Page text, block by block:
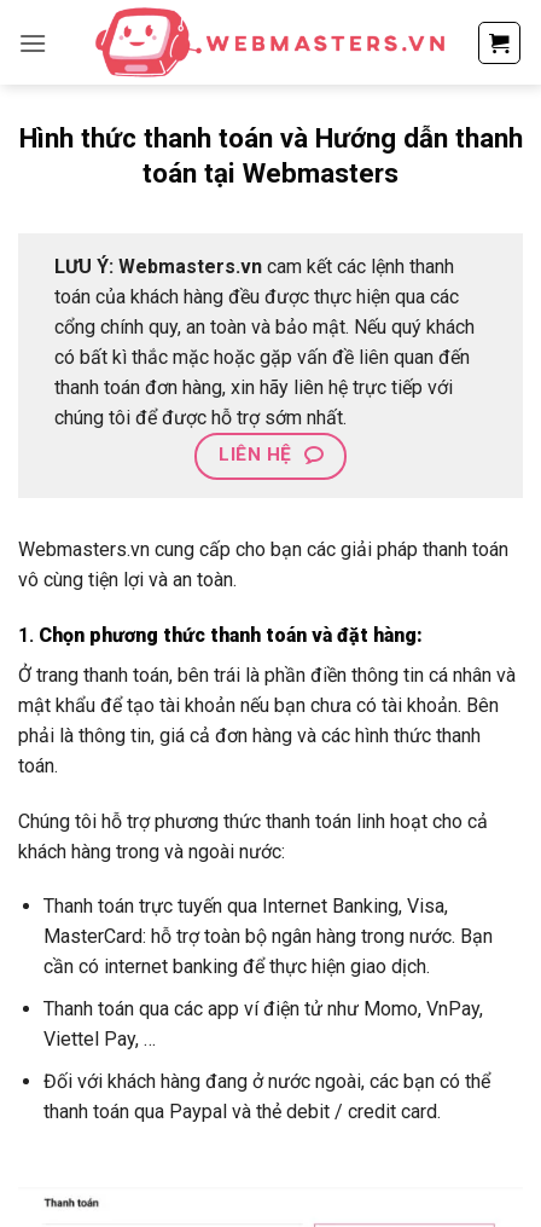
qua
Hình thức thanh toán và Hướng dẫn thanh
toán tại Webmasters
LƯU Ý: Webmasters.vn cam kết các lệnh thanh
toán của khách hàng đều được thực hiện qua các
cổng chính quy, an toàn và bảo mật. Nếu quý khách
có bất kì thắc mặc hoặc gặp vấn đề liên quan đến
thanh toán đơn hàng, xin hãy liên hệ trực tiếp với
chúng tôi để được hỗ trợ sớm nhất.
LIÊN HỆ
Webmasters.vn cung cấp cho bạn các giải pháp thanh toán
vô cùng tiện lợi và an toàn.
1. Chọn phương thức thanh toán và đặt hàng:
Ở trang thanh toán, bên trái là phần điền thông tin cá nhân và
mật khẩu để tạo tài khoản nếu bạn chưa có tài khoản. Bên
phải là thông tin, giá cả đơn hàng và các hình thức thanh
toán.
Chúng tôi hỗ trợ phương thức thanh toán linh hoạt cho cả
khách hàng trong và ngoài nước:
Thanh toán trực tuyến qua Internet Banking, Visa,
MasterCard: hỗ trợ toàn bộ ngân hàng trong nước. Bạn
cần có internet banking để thực hiện giao dịch.
Thanh toán qua các app ví điện tử như Momo, VnPay,
Viettel Pay, …
Đối với khách hàng đang ở nước ngoài, các bạn có thể
thanh toán qua Paypal và thẻ debit / credit card.